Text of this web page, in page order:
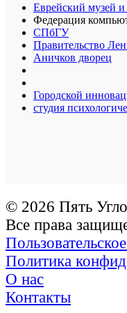
Еврейский музей и
Федерация
СПбГУ
Правительство
Аничков дворец
Городской
студия
© 2026 Пять
Все права
Политика
О нас
Контакты